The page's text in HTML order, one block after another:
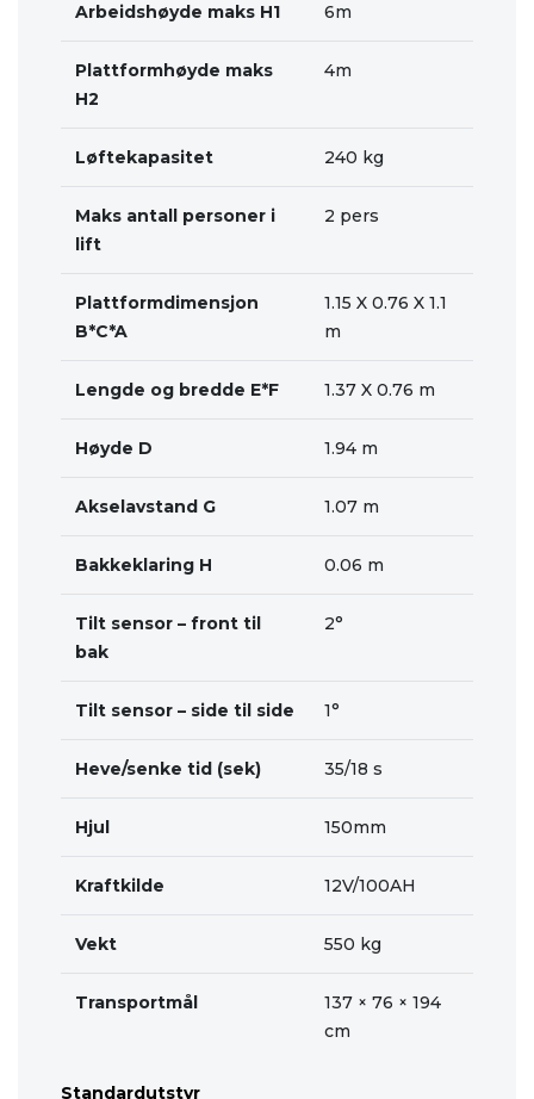
Arbeidshøyde maks H1 6m
Plattformhøyde maks
H2
4m
Løftekapasitet 240 kg
Maks antall personer i
lift
2 pers
Plattformdimensjon
B*C*A
1.15 X 0.76 X 1.1
m
Lengde og bredde E*F 1.37 X 0.76 m
Høyde D 1.94 m
Akselavstand G 1.07 m
Bakkeklaring H 0.06 m
Tilt sensor – front til
bak
2°
Tilt sensor – side til side 1°
Heve/senke tid (sek) 35/18 s
Hjul 150mm
Kraftkilde 12V/100AH
Vekt 550 kg
Transportmål
137 × 76 × 194
cm
Standardutstyr